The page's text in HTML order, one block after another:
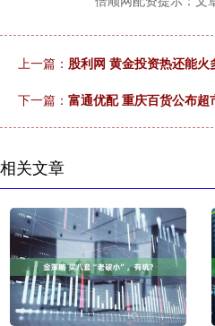
上一篇： 股利网 黄金投资热还能火
下一篇： 富通优配 重庆百货公布超
相关文章